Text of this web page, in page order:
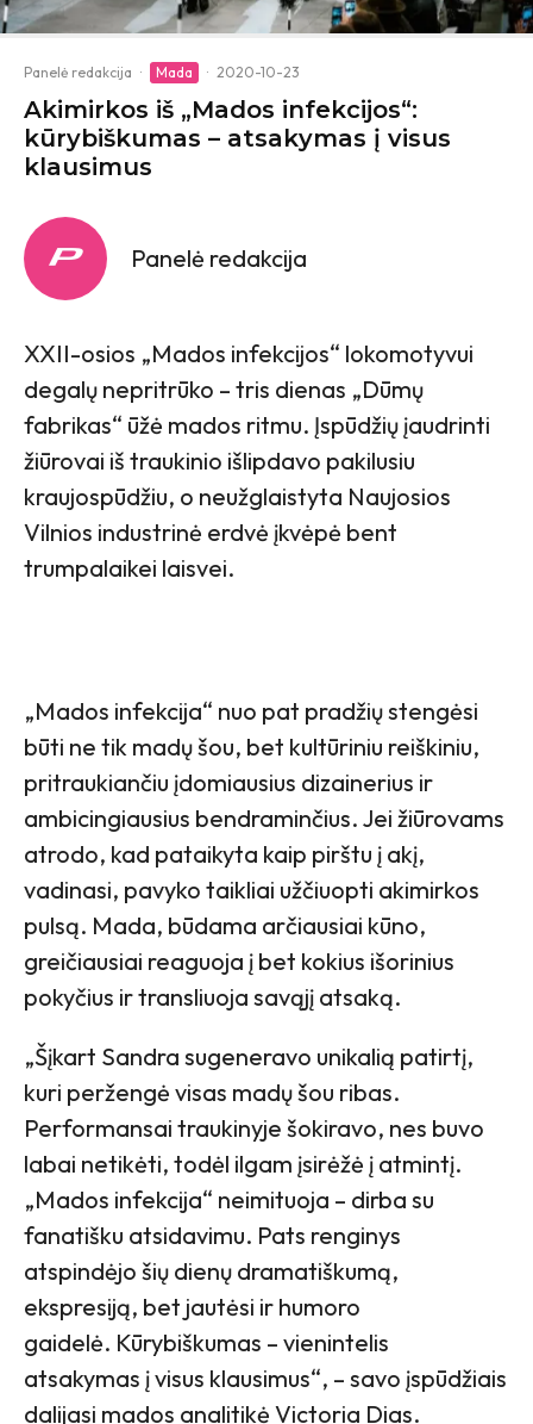
Panelė redakcija · Mada · 2020-10-23
Akimirkos iš „Mados infekcijos“:
kūrybiškumas – atsakymas į visus
klausimus
Panelė redakcija
XXII-osios „Mados infekcijos“ lokomotyvui
degalų nepritrūko – tris dienas „Dūmų
fabrikas“ ūžė mados ritmu. Įspūdžių įaudrinti
žiūrovai iš traukinio išlipdavo pakilusiu
kraujospūdžiu, o neužglaistyta Naujosios
Vilnios industrinė erdvė įkvėpė bent
trumpalaikei laisvei.
„Mados infekcija“ nuo pat pradžių stengėsi
būti ne tik madų šou, bet kultūriniu reiškiniu,
pritraukiančiu įdomiausius dizainerius ir
ambicingiausius bendraminčius. Jei žiūrovams
atrodo, kad pataikyta kaip pirštu į akį,
vadinasi, pavyko taikliai užčiuopti akimirkos
pulsą. Mada, būdama arčiausiai kūno,
greičiausiai reaguoja į bet kokius išorinius
pokyčius ir transliuoja savąjį atsaką.
„Šįkart Sandra sugeneravo unikalią patirtį,
kuri peržengė visas madų šou ribas.
Performansai traukinyje šokiravo, nes buvo
labai netikėti, todėl ilgam įsirėžė į atmintį.
„Mados infekcija“ neimituoja – dirba su
fanatišku atsidavimu. Pats renginys
atspindėjo šių dienų dramatiškumą,
ekspresiją, bet jautėsi ir humoro
gaidelė. Kūrybiškumas – vienintelis
atsakymas į visus klausimus“, – savo įspūdžiais
dalijasi mados analitikė Victoria Dias.